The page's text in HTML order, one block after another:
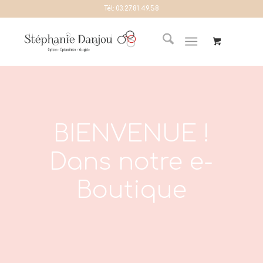
Tél: 03.27.81.49.58
BIENVENUE !
Dans notre e-
Boutique